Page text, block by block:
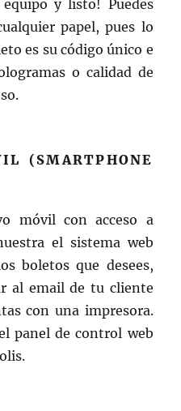
y listo! Puedes
papel, pues lo
es su código único e
o calidad de
(SMARTPHONE
móvil con acceso a
el sistema web
boletos que desees,
al email de tu cliente
con una impresora.
panel de control web